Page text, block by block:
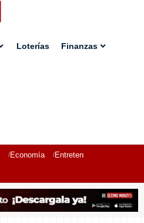
Loterías Finanzas
Economía Entretenimiento